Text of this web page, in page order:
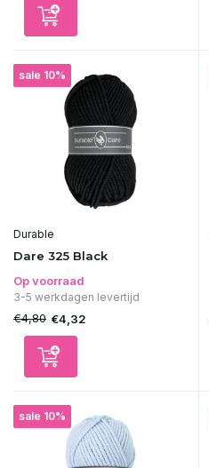
sale 10%
Durable
Dare 325 Black
Op voorraad
3-5 werkdagen levertijd
€4,80 €4,32
sale 10%